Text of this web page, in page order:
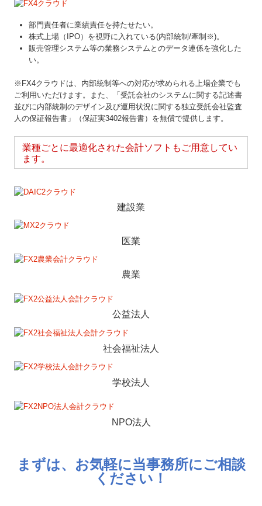
部門責任者に業績責任を持たせたい。
株式上場（IPO）を視野に入れている(内部統制/牽制※)。
販売管理システム等の業務システムとのデータ連係を強化した
い。
※FX4クラウドは、内部統制等への対応が求められる上場企業でも
ご利用いただけます。また、「受託会社のシステムに関する記述書
並びに内部統制のデザイン及び運用状況に関する独立受託会社監査
人の保証報告書」（保証実3402報告書）を無償で提供します。
業種ごとに最適化された会計ソフトもご用意してい
ます。
建設業
医業
農業
公益法人
社会福祉法人
学校法人
NPO法人
まずは、お気軽に当事務所にご相談
ください！